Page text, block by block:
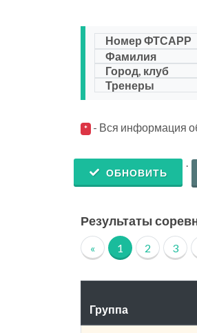
Номер ФТСАРР
Фамилия
Город, клуб
Тренеры
* - Вся информация об
ОБНОВИТЬ
.
Результаты
« 1 2 3
Группа